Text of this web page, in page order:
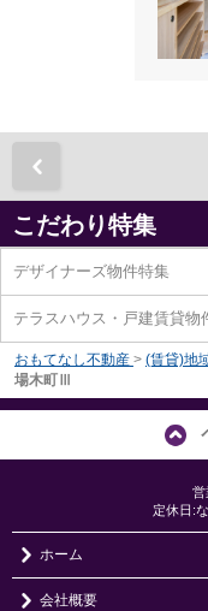
こだわり特集
デザイナーズ物件特集
テラスハウス・戸建賃貸物
おもてなし不動産 > (賃貸)地
場木町Ⅲ
営
定休日:
ホーム
会社概要